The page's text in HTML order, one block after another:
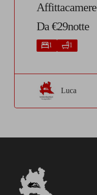
Da €29notte
1 1
Luca